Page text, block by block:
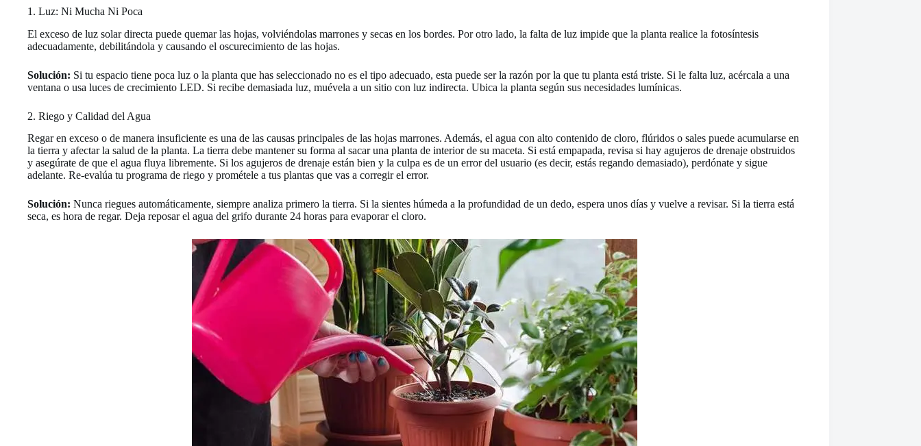
1. Luz: Ni Mucha Ni Poca
El exceso de luz solar directa puede quemar las hojas, volviéndolas marrones y secas en los bordes. Por otro lado, la falta de luz impide que la planta realice la fotosíntesis
adecuadamente, debilitándola y causando el oscurecimiento de las hojas.
Solución: Si tu espacio tiene poca luz o la planta que has seleccionado no es el tipo adecuado, esta puede ser la razón por la que tu planta está triste. Si le falta luz, acércala a una
ventana o usa luces de crecimiento LED. Si recibe demasiada luz, muévela a un sitio con luz indirecta. Ubica la planta según sus necesidades lumínicas.
2. Riego y Calidad del Agua
Regar en exceso o de manera insuficiente es una de las causas principales de las hojas marrones. Además, el agua con alto contenido de cloro, flúridos o sales puede acumularse en
la tierra y afectar la salud de la planta. La tierra debe mantener su forma al sacar una planta de interior de su maceta. Si está empapada, revisa si hay agujeros de drenaje obstruidos
y asegúrate de que el agua fluya libremente. Si los agujeros de drenaje están bien y la culpa es de un error del usuario (es decir, estás regando demasiado), perdónate y sigue
adelante. Re-evalúa tu programa de riego y prométele a tus plantas que vas a corregir el error.
Solución: Nunca riegues automáticamente, siempre analiza primero la tierra. Si la sientes húmeda a la profundidad de un dedo, espera unos días y vuelve a revisar. Si la tierra está
seca, es hora de regar. Deja reposar el agua del grifo durante 24 horas para evaporar el cloro.